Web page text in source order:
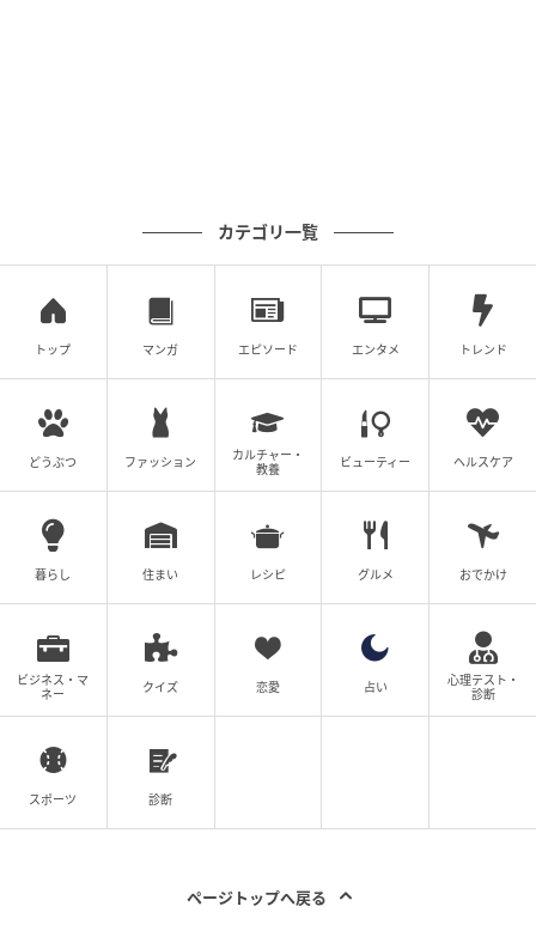
カテゴリ一覧
トップ マンガ エピソード エンタメ トレンド
どうぶつ ファッション
カルチャー・
教養
ビューティー ヘルスケア
暮らし 住まい レシピ グルメ おでかけ
ビジネス・マ
ネー
クイズ 恋愛 占い
心理テスト・
診断
スポーツ 診断
ページトップへ戻る